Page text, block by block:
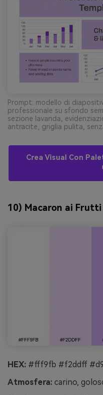
Prompt: modello di
professionale su sfondo
sezione lavanda,
antracite, griglia pulita,
Crea Visual Con
10) Macaron ai Frutti
HEX: #fff9fb #f2ddff
Atmosfera: carino,